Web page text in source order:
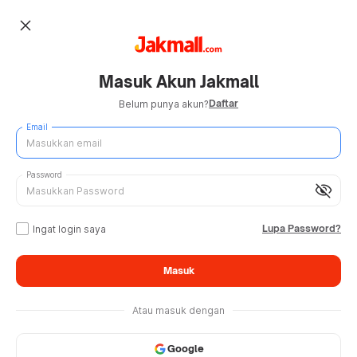
close
Masuk Akun Jakmall
Belum punya akun?Daftar
Email
visibility_off
Password
Ingat login saya Lupa Password?
Masuk
Atau masuk dengan
Google